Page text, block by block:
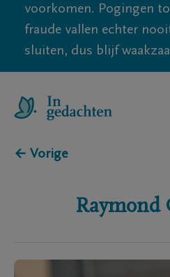
voorkomen. Pogingen
fraude vallen echter
sluiten, dus blijf
← Vorige
Raymond